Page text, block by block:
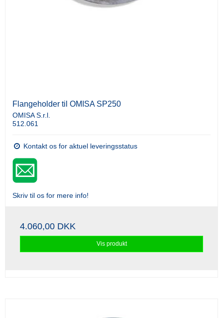
Flangeholder til OMISA SP250
OMISA S.r.l.
512.061
Kontakt os for aktuel leveringsstatus
Skriv til os for mere info!
4.060,00 DKK
Vis produkt